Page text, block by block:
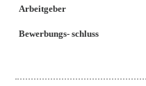
Arbeitgeber
Bewerbungs- schluss